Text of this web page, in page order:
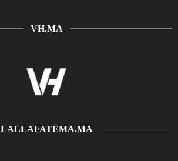
VH.MA
LALLAFATEMA.MA